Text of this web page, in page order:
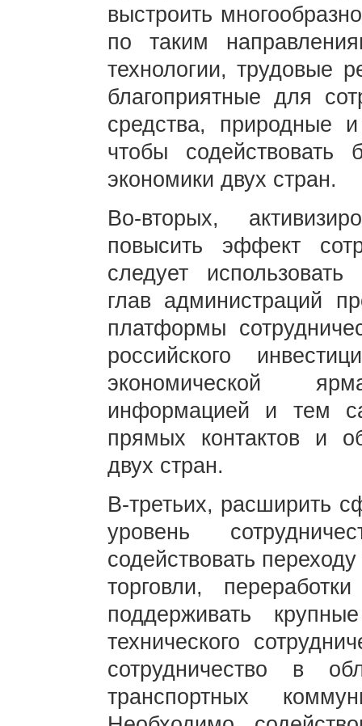
выстроить
по таким
технологии, трудовые
благоприятные для
средства, природные
чтобы содействовать
экономики двух стран.
Во-вторых,
повысить эффект
следует
глав администраций
платформы
российского
экономической
информацией и тем
прямых контактов и
двух стран.
В-третьих, расширить
уровень
содействовать
торговли,
поддерживать
технического
сотрудничество в
транспортных